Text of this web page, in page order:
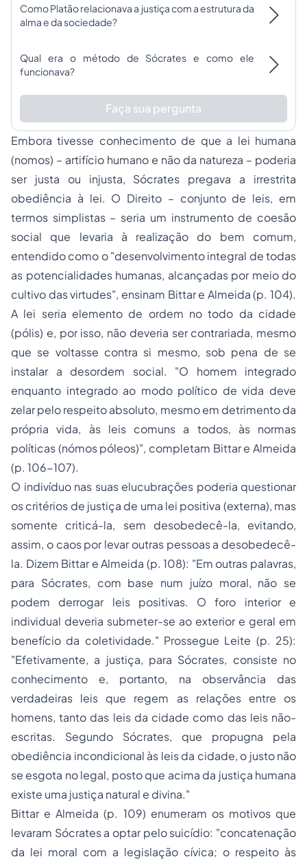
Como Platão relacionava a justiça com a estrutura da
alma e da sociedade?
Qual era o método de Sócrates e como ele
funcionava?
Faça sua pergunta
Embora tivesse conhecimento de que a lei humana
(nomos) – artifício humano e não da natureza – poderia
ser justa ou injusta, Sócrates pregava a irrestrita
obediência à lei. O Direito – conjunto de leis, em
termos simplistas – seria um instrumento de coesão
social que levaria à realização do bem comum,
entendido como o "desenvolvimento integral de todas
as potencialidades humanas, alcançadas por meio do
cultivo das virtudes", ensinam Bittar e Almeida (p. 104).
A lei seria elemento de ordem no todo da cidade
(pólis) e, por isso, não deveria ser contrariada, mesmo
que se voltasse contra si mesmo, sob pena de se
instalar a desordem social. "O homem integrado
enquanto integrado ao modo político de vida deve
zelar pelo respeito absoluto, mesmo em detrimento da
própria vida, às leis comuns a todos, às normas
políticas (nómos póleos)", completam Bittar e Almeida
(p. 106-107).
O indivíduo nas suas elucubrações poderia questionar
os critérios de justiça de uma lei positiva (externa), mas
somente criticá-la, sem desobedecê-la, evitando,
assim, o caos por levar outras pessoas a desobedecê-
la. Dizem Bittar e Almeida (p. 108): "Em outras palavras,
para Sócrates, com base num juízo moral, não se
podem derrogar leis positivas. O foro interior e
individual deveria submeter-se ao exterior e geral em
benefício da coletividade." Prossegue Leite (p. 25):
"Efetivamente, a justiça, para Sócrates, consiste no
conhecimento e, portanto, na observância das
verdadeiras leis que regem as relações entre os
homens, tanto das leis da cidade como das leis não-
escritas. Segundo Sócrates, que propugna pela
obediência incondicional às leis da cidade, o justo não
se esgota no legal, posto que acima da justiça humana
existe uma justiça natural e divina."
Bittar e Almeida (p. 109) enumeram os motivos que
levaram Sócrates a optar pelo suicídio: "concatenação
da lei moral com a legislação cívica; o respeito às